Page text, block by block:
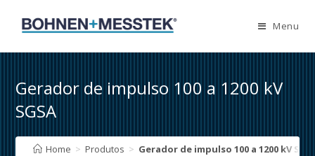
Menu
Gerador de impulso 100 a 1200 kV
SGSA
Home > Produtos > Gerador de impulso 100 a 1200 kV